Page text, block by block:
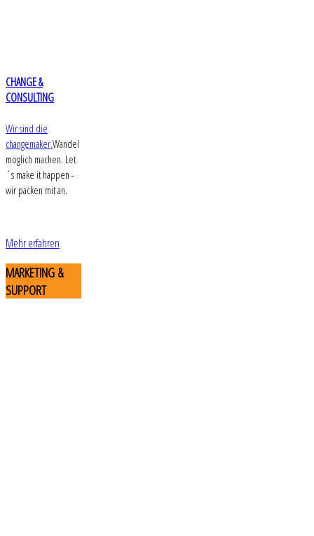
CHANGE &
CONSULTING
Wir sind die
changemaker.Wandel
möglich machen. Let
´s make it happen -
wir packen mit an.
Mehr erfahren
MARKETING &
SUPPORT